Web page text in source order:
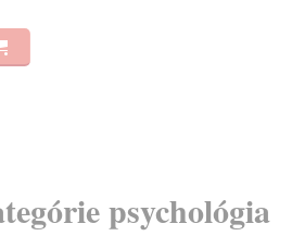
psychológia